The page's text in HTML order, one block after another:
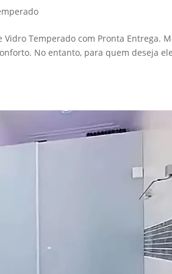
Vidro Temperado com Pronta Entrega.
No entanto, para quem deseja